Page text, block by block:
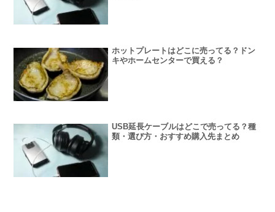
ホットプレートはどこに売ってる？ドン
キやホームセンターで買える？
USB延長ケーブルはどこで売ってる？種
類・選び方・おすすめ購入先まとめ